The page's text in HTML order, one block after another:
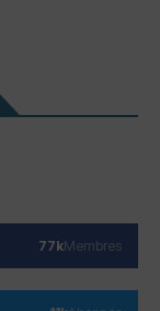
77kMembres